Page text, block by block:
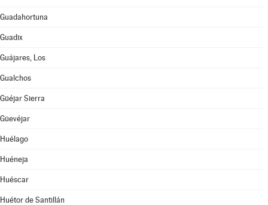
Guadahortuna
Guadix
Guájares, Los
Gualchos
Güéjar Sierra
Güevéjar
Huélago
Huéneja
Huéscar
Huétor de Santillán